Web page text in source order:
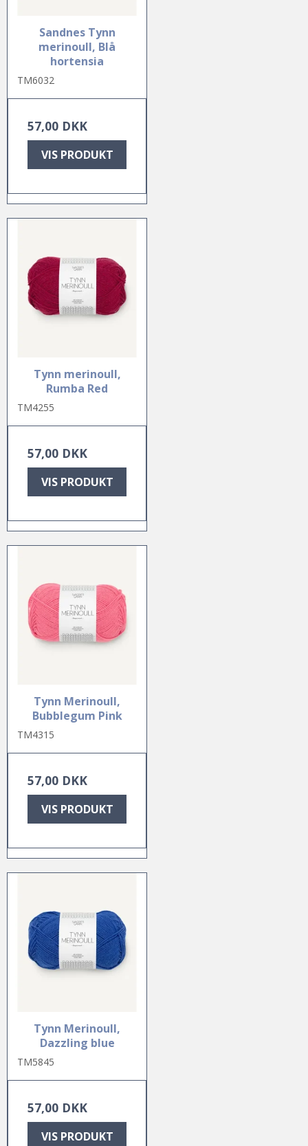
Sandnes Tynn
merinoull, Blå
hortensia
TM6032
57,00 DKK
VIS PRODUKT
Tynn merinoull,
Rumba Red
TM4255
57,00 DKK
VIS PRODUKT
Tynn Merinoull,
Bubblegum Pink
TM4315
57,00 DKK
VIS PRODUKT
Tynn Merinoull,
Dazzling blue
TM5845
57,00 DKK
VIS PRODUKT